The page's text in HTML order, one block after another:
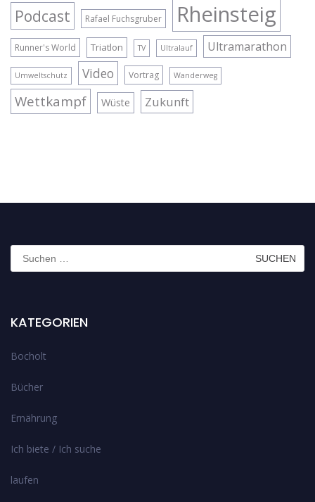
Podcast Rafael Fuchsgruber Rheinsteig
Runner's World Triatlon TV Ultralauf Ultramarathon
Umweltschutz Video Vortrag Wanderweg
Wettkampf Wüste Zukunft
Suchen
nach:
KATEGORIEN
Bocholt
Bücher
Ernährung
Ich biete / Ich suche
laufen